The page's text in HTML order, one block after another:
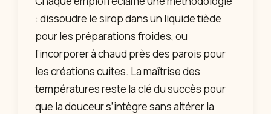
: dissoudre le sirop dans un liquide tiède
pour les préparations froides, ou
l’incorporer à chaud près des parois pour
les créations cuites. La maîtrise des
températures reste la clé du succès pour
que la douceur s’intègre sans altérer la